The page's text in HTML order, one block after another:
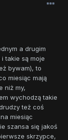
a drugim
takie są moje
bywam), to
miesiąc mają
niż my,
wychodzą takie
też coś
miesiąc
szansa się jakoś
skrzypce,